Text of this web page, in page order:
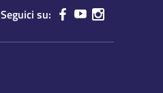
Seguici su: